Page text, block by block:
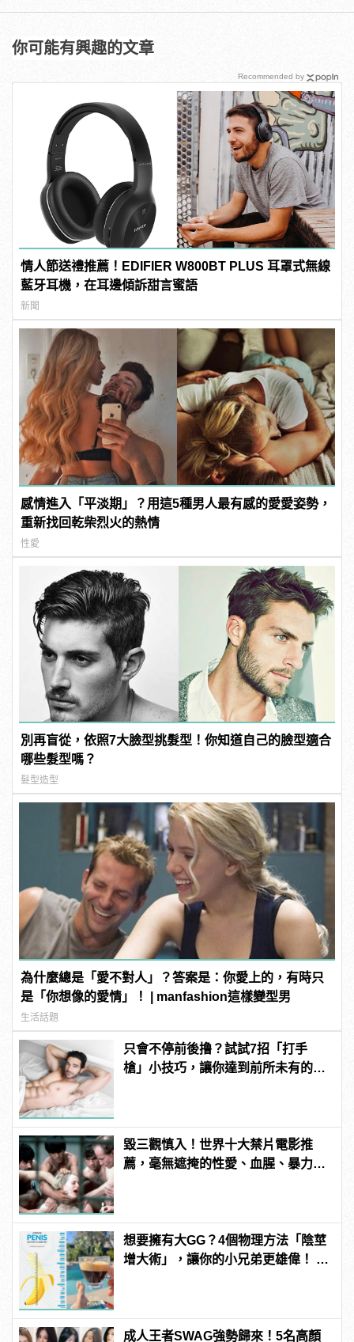
你可能有興趣的文章
情人節送禮推薦！EDIFIER W800BT PLUS 耳罩式無線
藍牙耳機，在耳邊傾訴甜言蜜語
新聞
感情進入「平淡期」？用這5種男人最有感的愛愛姿勢，
重新找回乾柴烈火的熱情
性愛
別再盲從，依照7大臉型挑髮型！你知道自己的臉型適合
哪些髮型嗎？
髮型造型
為什麼總是「愛不對人」？答案是：你愛上的，有時只
是「你想像的愛情」！ | manfashion這樣變型男
生活話題
只會不停前後撸？試試7招「打手
槍」小技巧，讓你達到前所未有的高
毀三觀慎入！世界十大禁片電影推
薦，毫無遮掩的性愛、血腥、暴力、
想要擁有大GG？4個物理方法「陰莖
增大術」，讓你的小兄弟更雄偉！ |
成人王者SWAG強勢歸來！5名高顏
Recommended by